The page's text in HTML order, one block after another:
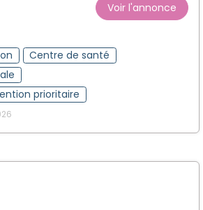
Voir l'annonce
Centre de santé
prioritaire